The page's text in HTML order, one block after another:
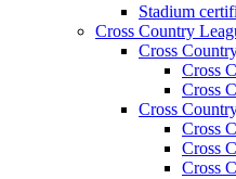
Stadium
Cross Country
Cross
Cross
Cross
Cross
Cross
Cross
Cross